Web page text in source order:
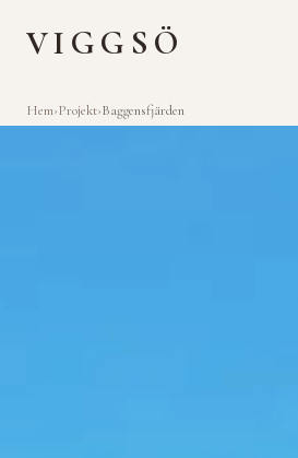
VIGGSÖ
Hem›Projekt›Baggensfjärden